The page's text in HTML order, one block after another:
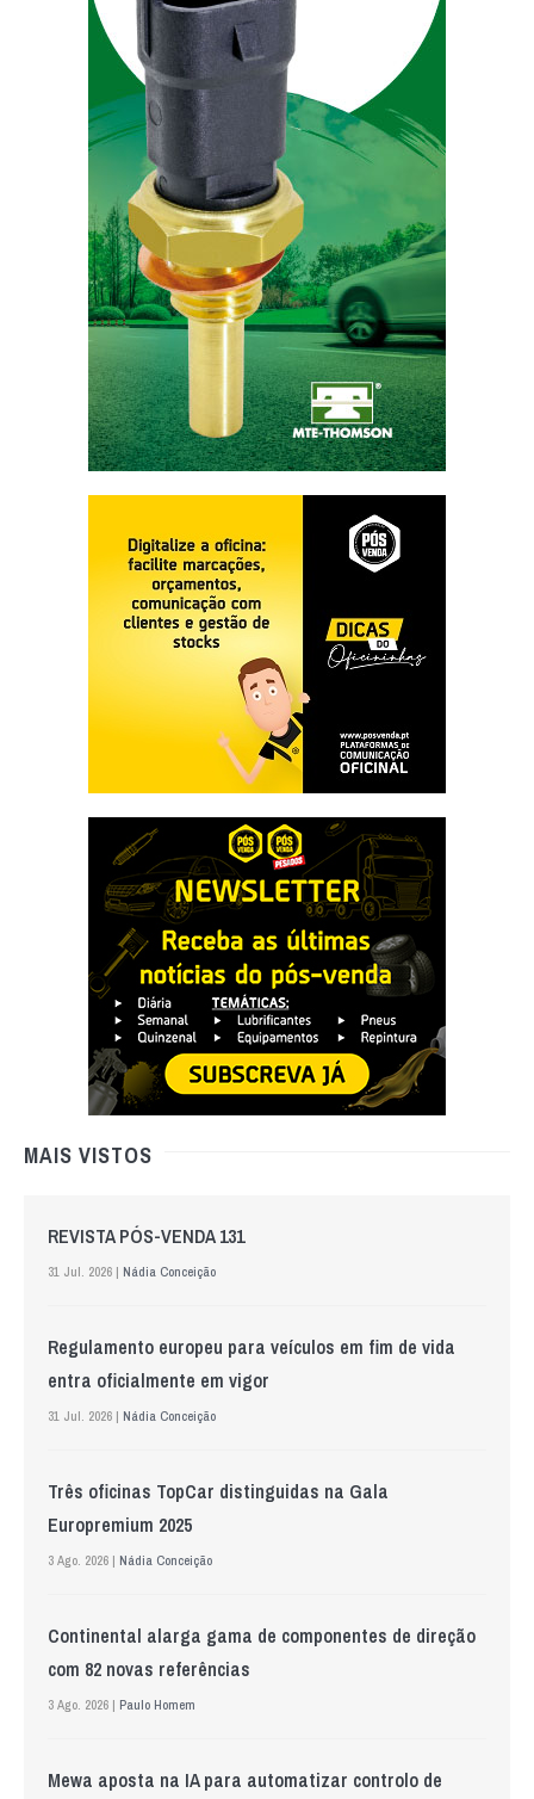
MAIS VISTOS
REVISTA PÓS-VENDA 131
31 Jul. 2026 | Nádia Conceição
Regulamento europeu para veículos em fim de vida
entra oficialmente em vigor
31 Jul. 2026 | Nádia Conceição
Três oficinas TopCar distinguidas na Gala
Europremium 2025
3 Ago. 2026 | Nádia Conceição
Continental alarga gama de componentes de direção
com 82 novas referências
3 Ago. 2026 | Paulo Homem
Mewa aposta na IA para automatizar controlo de